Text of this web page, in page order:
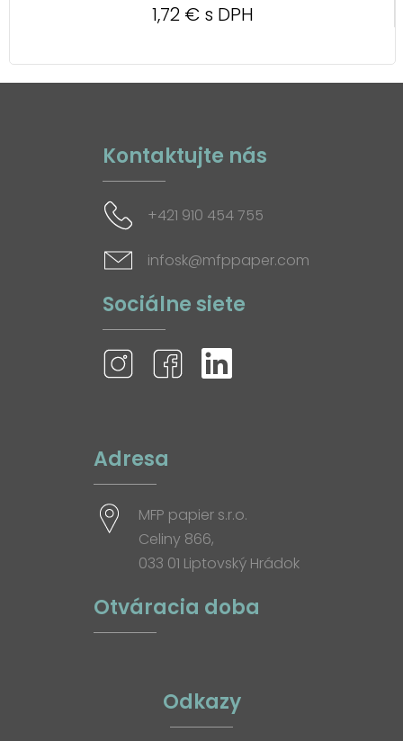
1,72 € s DPH
Kontaktujte nás
+421 910 454 755
infosk@mfppaper.com
Sociálne siete
Adresa
MFP papier s.r.o.
Celiny 866,
033 01 Liptovský Hrádok
Otváracia doba
Odkazy